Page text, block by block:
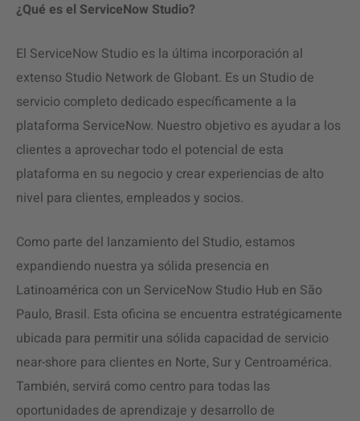
¿Qué es el ServiceNow Studio?
El ServiceNow Studio es la última incorporación al
extenso Studio Network de Globant. Es un Studio de
servicio completo dedicado específicamente a la
plataforma ServiceNow. Nuestro objetivo es ayudar a los
clientes a aprovechar todo el potencial de esta
plataforma en su negocio y crear experiencias de alto
nivel para clientes, empleados y socios.
Como parte del lanzamiento del Studio, estamos
expandiendo nuestra ya sólida presencia en
Latinoamérica con un ServiceNow Studio Hub en São
Paulo, Brasil. Esta oficina se encuentra estratégicamente
ubicada para permitir una sólida capacidad de servicio
near-shore para clientes en Norte, Sur y Centroamérica.
También, servirá como centro para todas las
oportunidades de aprendizaje y desarrollo de